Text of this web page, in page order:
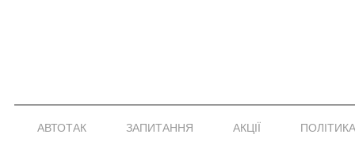
АВТОТАК ЗАПИТАННЯ АКЦІЇ